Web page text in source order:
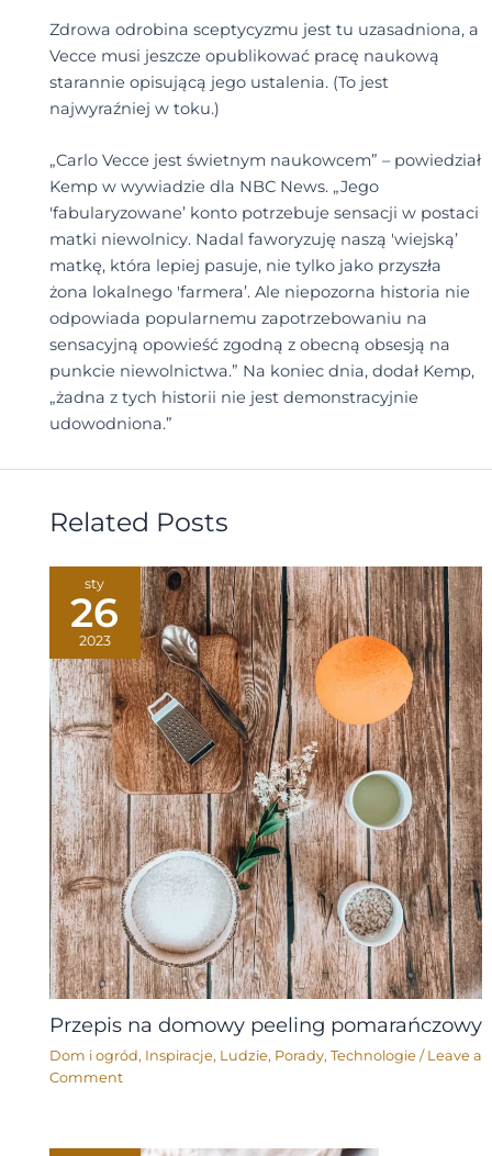
Zdrowa odrobina sceptycyzmu jest tu uzasadniona, a
Vecce musi jeszcze opublikować pracę naukową
starannie opisującą jego ustalenia. (To jest
najwyraźniej w toku.)
„Carlo Vecce jest świetnym naukowcem” – powiedział
Kemp w wywiadzie dla NBC News. „Jego
'fabularyzowane’ konto potrzebuje sensacji w postaci
matki niewolnicy. Nadal faworyzuję naszą 'wiejską’
matkę, która lepiej pasuje, nie tylko jako przyszła
żona lokalnego 'farmera’. Ale niepozorna historia nie
odpowiada popularnemu zapotrzebowaniu na
sensacyjną opowieść zgodną z obecną obsesją na
punkcie niewolnictwa.” Na koniec dnia, dodał Kemp,
„żadna z tych historii nie jest demonstracyjnie
udowodniona.”
Related Posts
sty
26
2023
Przepis na domowy peeling pomarańczowy
Dom i ogród, Inspiracje, Ludzie, Porady, Technologie / Leave a
Comment